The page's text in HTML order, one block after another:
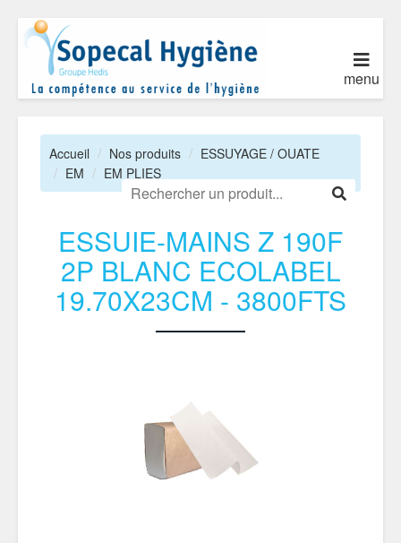
menu
Accueil Nos produits
ESSUYAGE / OUATE
EM
EM PLIES
ESSUIE-MAINS Z 190F
2P BLANC ECOLABEL
19.70X23CM - 3800FTS